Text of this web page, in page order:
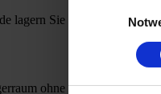
lagern Sie ihr Gut in
ohne Wartezeiten